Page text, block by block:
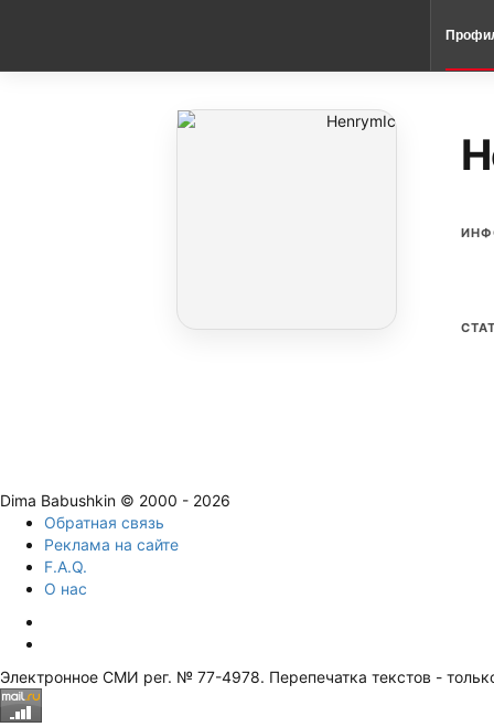
Dima Babushkin © 2000 - 2026
Обратная связь
Реклама на сайте
F.A.Q.
О нас
Электронное СМИ рег. № 77-4978. Перепечатка текстов -